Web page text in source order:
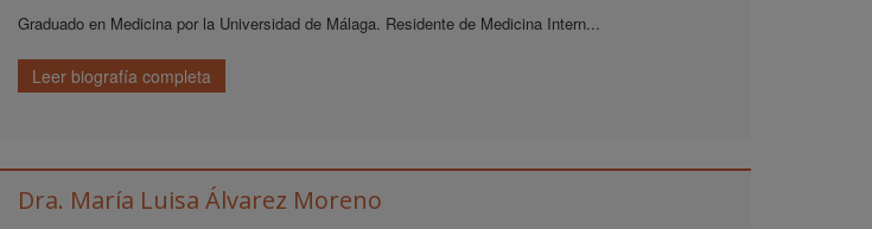
Graduado en Medicina por la Universidad de Málaga. Residente de Medicina Intern...
Leer biografía completa
Dra. María Luisa Álvarez Moreno